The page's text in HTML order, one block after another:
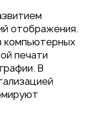
отображения.
компьютерных
печати
В